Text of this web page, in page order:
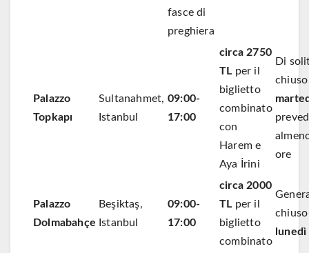
fasce di
preghiera
Palazzo
Topkapı
Sultanahmet,
Istanbul
09:00-
17:00
circa 2750
TL per il
biglietto
combinato
con
Harem e
Aya İrini
Di
ore
Palazzo
Dolmabahçe
Beşiktaş,
Istanbul
09:00-
17:00
circa 2000
TL per il
biglietto
combinato
lunedì